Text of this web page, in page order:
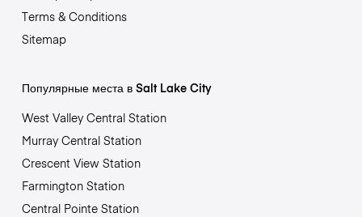
Terms & Conditions
Sitemap
Популярные места в Salt Lake City
West Valley Central Station
Murray Central Station
Crescent View Station
Farmington Station
Central Pointe Station